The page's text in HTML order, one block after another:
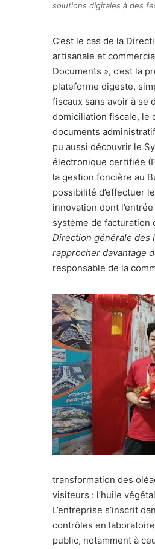
solutions digitales à des
C’est le cas de la
artisanale et
Documents », c’est la
plateforme digeste,
fiscaux sans avoir à se
domiciliation fiscale, le
documents
pu aussi découvrir le
électronique certifiée
la gestion foncière au
possibilité d’effectuer
innovation dont
système de facturation
Direction générale des
rapprocher davantage
responsable de la
transformation des
visiteurs : l’huile
L’entreprise s’inscrit
contrôles en
public, notamment à